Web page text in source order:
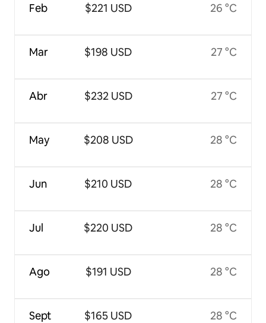
Feb
Mar
Abr
May
Jun
Jul
Ago
Sept
$221 USD
$198 USD
$232 USD
$208 USD
$210 USD
$220 USD
$191 USD
$165 USD
26 °C
27 °C
27 °C
28 °C
28 °C
28 °C
28 °C
28 °C